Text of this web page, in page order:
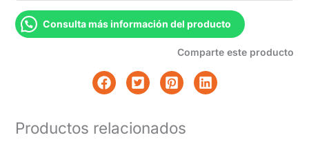
Consulta más información del producto
Comparte este producto
Productos relacionados